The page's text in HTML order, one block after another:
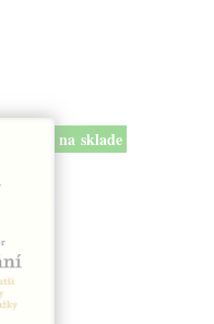
na sklade